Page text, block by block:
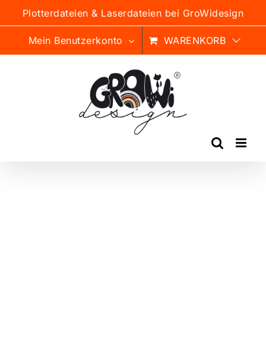
Inhalt
Plotterdateien & Laserdateien bei GroWidesign
Mein Benutzerkonto WARENKORB